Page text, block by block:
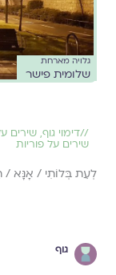
גלויה מארחת
שלומית פישר
//דימוי גוף, שירים
שירים על פוריות
לְעֵת בְּלוֹתִי / אָנָּא /
גוף